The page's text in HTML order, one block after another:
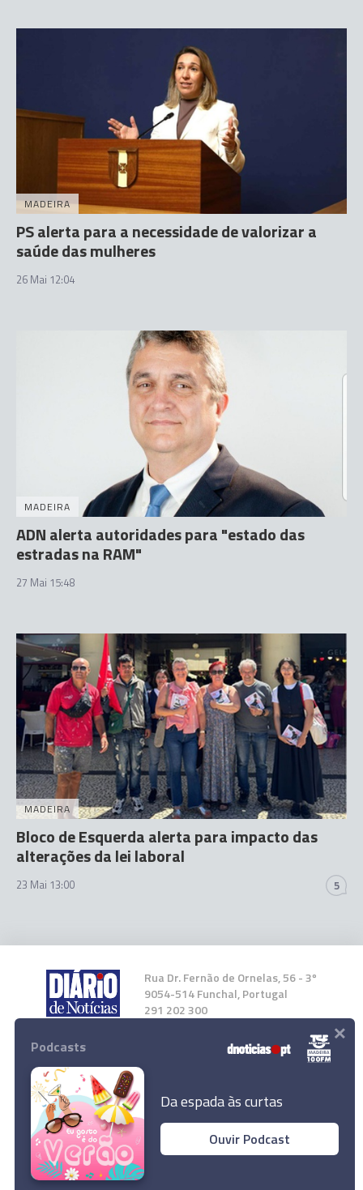
MADEIRA
PS alerta para a necessidade de valorizar a
saúde das mulheres
26 Mai 12:04
MADEIRA
ADN alerta autoridades para "estado das
estradas na RAM"
27 Mai 15:48
MADEIRA
Bloco de Esquerda alerta para impacto das
alterações da lei laboral
23 Mai 13:00 5
Rua Dr. Fernão de Ornelas, 56 - 3º
9054-514 Funchal, Portugal
291 202 300
Instale a nossa App
© 2026 Empresa Diário de Notícias, Lda.
Todos os direitos reservados.
Podcasts
Da espada às curtas
Ouvir Podcast
×